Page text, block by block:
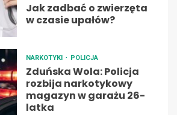
Jak zadbać o zwierzęta
w czasie upałów?
NARKOTYKI POLICJA
Zduńska Wola: Policja
rozbija narkotykowy
magazyn w garażu 26-
latka